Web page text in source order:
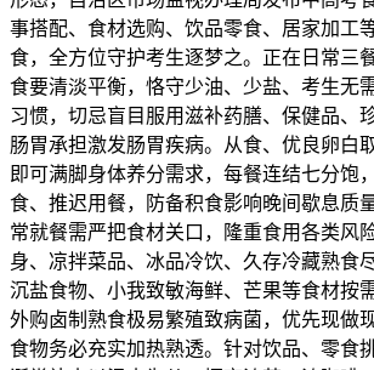
事搭配、食材选购、饮品零食、居家加工
食，全方位守护考生逐梦之。正在日常三
食要清淡平衡，恪守少油、少盐、考生无
习惯，切忌盲目服用滋补药膳、保健品、
肠胃承担激发肠胃疾病。从食、优良卵白
即可满脚身体养分需求，每餐连结七分饱
食、推迟用餐，防备积食影响晚间歇息质
常就餐需严把食材关口，隆重食用各类风
身、凉拌菜品、冰品冷饮、久存冷藏熟食
沉盐食物、小我致敏海鲜、芒果等食材按
外购卤制熟食极易繁殖致病菌，优先现做
食物务必充实加热熟透。针对饮品、零食